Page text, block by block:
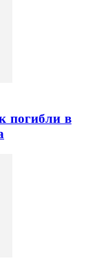
погибли в